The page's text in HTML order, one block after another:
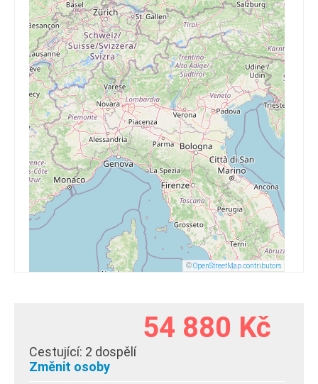
©OpenStreetMap contributors
54 880 Kč
Cestující: 2 dospělí
Změnit osoby